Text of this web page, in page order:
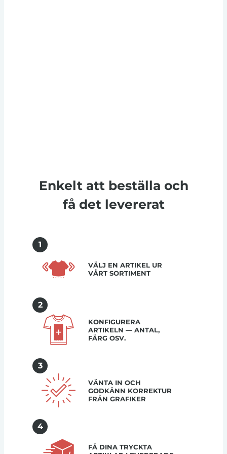
Enkelt att beställa och
få det levererat
1
VÄLJ EN ARTIKEL UR
VÅRT SORTIMENT
2
KONFIGURERA
ARTIKELN — ANTAL,
FÄRG OSV.
3
VÄNTA IN OCH
GODKÄNN KORREKTUR
FRÅN GRAFIKER
4
FÅ DINA TRYCKTA